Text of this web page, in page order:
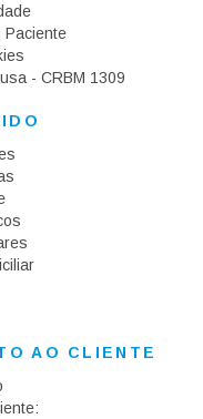
Paciente
- CRBM 1309
AO CLIENTE